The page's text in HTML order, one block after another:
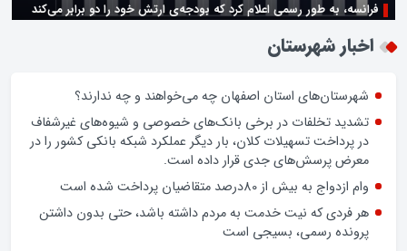
فرانسه، به طور رسمی اعلام کرد که بودجه‌ی ارتش خود را دو برابر می‌کند
زن اگر خوب باشه یه زندگی حالش خوبه/روز زن مبارک
اخبار شهرستان
شهرستان‌های استان اصفهان چه می‌خواهند و چه ندارند؟
تشدید تخلفات در برخی بانک‌های خصوصی و شیوه‌های غیرشفاف
در پرداخت تسهیلات کلان، بار دیگر عملکرد شبکه بانکی کشور را در
معرض پرسش‌های جدی قرار داده است.